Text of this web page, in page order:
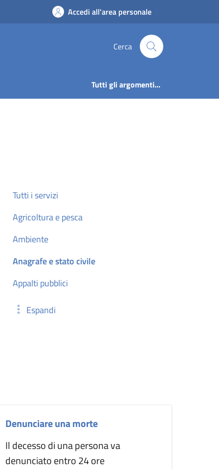
Accedi all'area personale
Cerca
Tutti gli argomenti...
Tutti i servizi
Agricoltura e pesca
Ambiente
Anagrafe e stato civile
Appalti pubblici
Espandi
Denunciare una morte
Il decesso di una persona va
denunciato entro 24 ore